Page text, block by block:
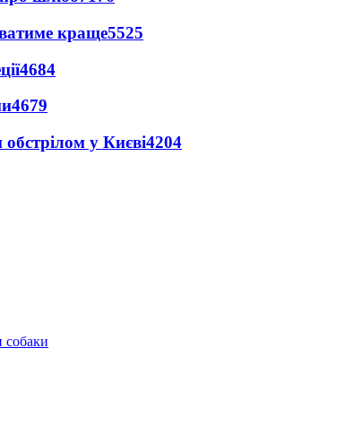
краще5525
4684
4679
у Києві4204
собаки